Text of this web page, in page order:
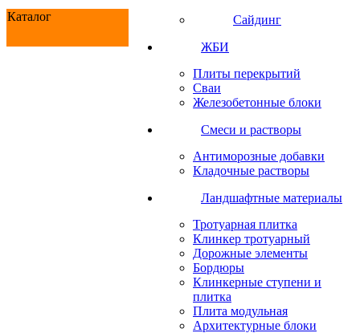
Каталог
Сайдинг
ЖБИ
Плиты перекрытий
Сваи
Железобетонные блоки
Cмеси и растворы
Антиморозные добавки
Кладочные растворы
Ландшафтные материалы
Тротуарная плитка
Клинкер тротуарный
Дорожные элементы
Бордюры
Клинкерные ступени и
плитка
Плита модульная
Архитектурные блоки